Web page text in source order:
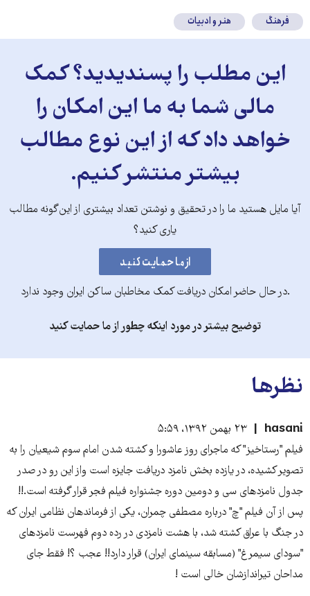
فرهنگ هنر و ادبیات
این مطلب را پسندیدید؟ کمک
مالی شما به ما این امکان را
خواهد داد که از این نوع مطالب
بیشتر منتشر کنیم.
آیا مایل هستید ما را در تحقیق و نوشتن تعداد بیشتری از این‌گونه مطالب
یاری کنید؟
.در حال حاضر امکان دریافت کمک مخاطبان ساکن ایران وجود ندارد
توضیح بیشتر در مورد اینکه چطور از ما حمایت کنید
نظرها
hasani
۲۳ بهمن ۱۳۹۲، ۵:۵۹
فیلم "رستاخیز" که ماجرای روز عاشورا و کشته شدن امام سوم شیعیان را به
تصویر کشیده، در یازده بخش نامزد دریافت جایزه است واز این رو در صدر
جدول نامزدهای سی و دومین دوره جشنواره فیلم فجر قرار گرفته است.!!
پس از آن فیلم "چ" درباره مصطفی چمران، یکی از فرماندهان نظامی ایران که
در جنگ با عراق کشته شد، با هشت نامزدی در رده دوم فهرست نامزدهای
"سودای سیمرغ" (مسابقه سینمای ایران) قرار دارد!! عجب ؟! فقط جای
مداحان تیراندازشان خالی است !